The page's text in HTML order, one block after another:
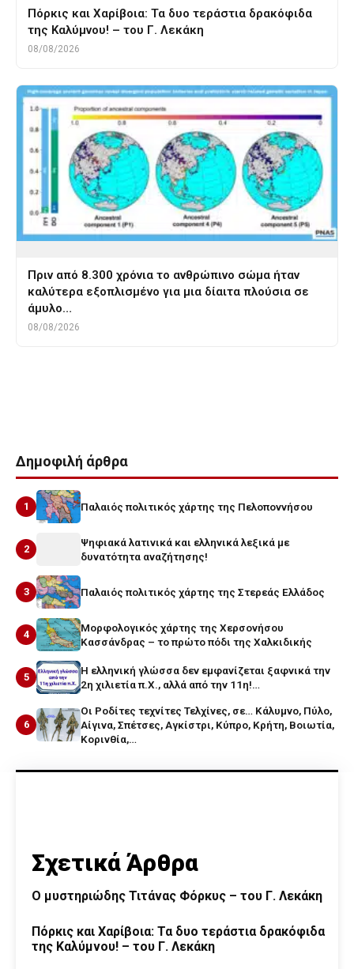
Πόρκις και Χαρίβοια: Τα δυο τεράστια δρακόφιδα
της Καλύμνου! – του Γ. Λεκάκη
08/08/2026
Πριν από 8.300 χρόνια το ανθρώπινο σώμα ήταν
καλύτερα εξοπλισμένο για μια δίαιτα πλούσια σε
άμυλο…
08/08/2026
Δημοφιλή άρθρα
1 Παλαιός πολιτικός χάρτης της Πελοποννήσου
2
Ψηφιακά λατινικά και ελληνικά λεξικά με
δυνατότητα αναζήτησης!
3 Παλαιός πολιτικός χάρτης της Στερεάς Ελλάδος
4
Μορφολογικός χάρτης της Χερσονήσου
Κασσάνδρας – το πρώτο πόδι της Χαλκιδικής
5
Η ελληνική γλώσσα δεν εμφανίζεται ξαφνικά την
2η χιλιετία π.Χ., αλλά από την 11η!…
6
Οι Ροδίτες τεχνίτες Τελχίνες, σε… Κάλυμνο, Πύλο,
Αίγινα, Σπέτσες, Αγκίστρι, Κύπρο, Κρήτη, Βοιωτία,
Κορινθία,…
Σχετικά Άρθρα
O μυστηριώδης Τιτάνας Φόρκυς – του Γ. Λεκάκη
Πόρκις και Χαρίβοια: Τα δυο τεράστια δρακόφιδα
της Καλύμνου! – του Γ. Λεκάκη